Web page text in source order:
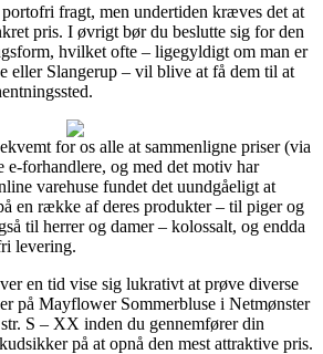
fragt, men undertiden kræves det at
pris. I øvrigt bør du beslutte sig for den
hvilket ofte – ligegyldigt om man er
Slangerup – vil blive at få dem til at
for os alle at sammenligne priser (via
e-forhandlere, og med det motiv har
varehuse fundet det uundgåeligt at
en række af deres produkter – til piger og
til herrer og damer – kolossalt, og endda
levering.
en tid vise sig lukrativt at prøve diverse
på Mayflower Sommerbluse i Netmønster
S – XX inden du gennemfører din
på at opnå den mest attraktive pris.